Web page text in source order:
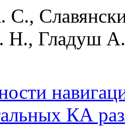
С.,
Н., Гладуш
КА